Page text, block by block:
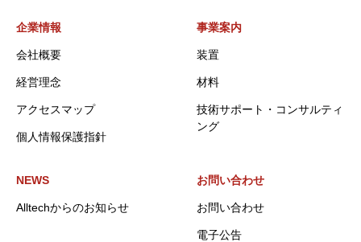
企業情報
会社概要
経営理念
アクセスマップ
個人情報保護指針
事業案内
装置
材料
技術サポート・コンサルティ
ング
NEWS
Alltechからのお知らせ
お問い合わせ
お問い合わせ
電子公告